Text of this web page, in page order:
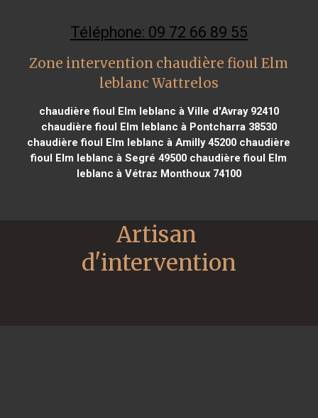
Téléphone: 09 72 66 89 55
Zone intervention chaudière fioul Elm
leblanc Wattrelos
chaudière fioul Elm leblanc à Ville d'Avray 92410
chaudière fioul Elm leblanc à Pontcharra 38530
chaudière fioul Elm leblanc à Amilly 45200 chaudière
fioul Elm leblanc à Segré 49500 chaudière fioul Elm
leblanc à Vétraz Monthoux 74100
Artisan
d'intervention